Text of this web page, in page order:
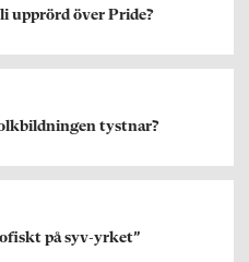
upprörd över Pride?
tystnar?
på syv-yrket”